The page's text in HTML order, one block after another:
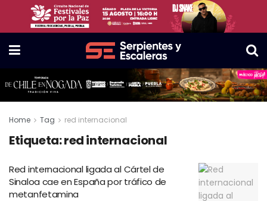
Home Tag red internacional
Etiqueta:red internacional
Red internacional ligada al Cártel de
Sinaloa cae en España por tráfico de
metanfetamina